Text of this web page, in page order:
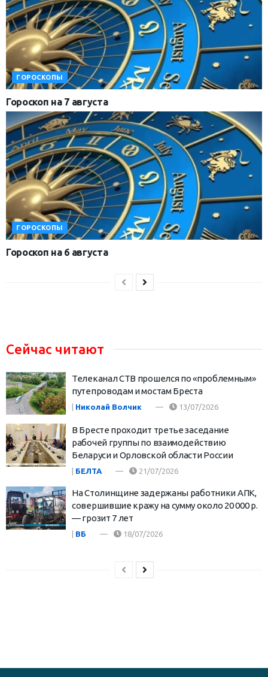
ГОРОСКОПЫ
Гороскоп на 7 августа
ГОРОСКОПЫ
Гороскоп на 6 августа
Сейчас читают
Телеканал СТВ прошелся по «проблемным»
путепроводам и мостам Бреста
| Николай Волчик 13/07/2026
В Бресте проходит третье заседание
рабочей группы по взаимодействию
Беларуси и Орловской области России
БЕЛТА 21/07/2026
На Столинщине задержаны работники АПК,
совершившие кражу на сумму около 20 000 р.
— грозит 7 лет
ВБ 18/07/2026